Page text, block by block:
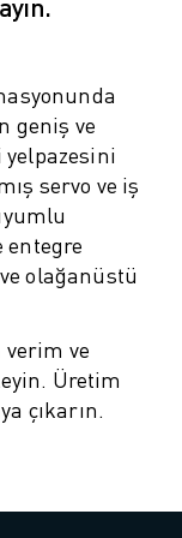
ÇÖZÜMLERI
geniş ve
servo ve iş
olağanüstü
verim ve
Üretim
çıkarın.